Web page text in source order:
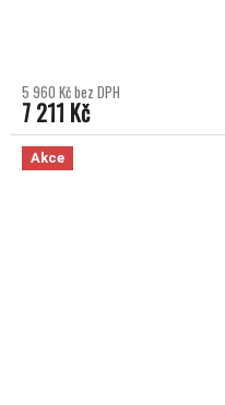
5 960 Kč bez DPH
7 211 Kč
Akce